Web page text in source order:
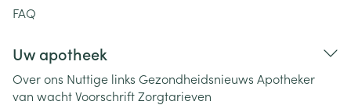
FAQ
Uw apotheek
Over ons Nuttige links Gezondheidsnieuws Apotheker
van wachtVoorschriftZorgtarieven